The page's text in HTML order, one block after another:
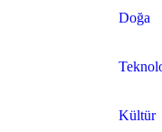
Doğa
Kültür